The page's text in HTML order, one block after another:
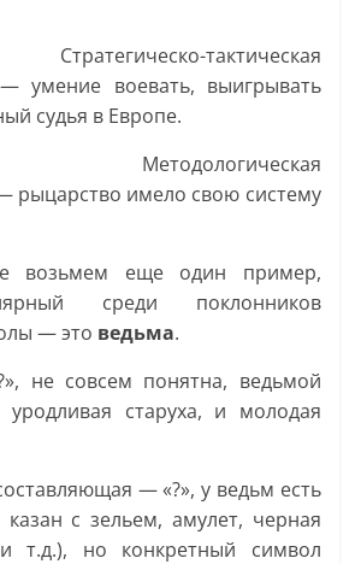
тактическая
умение воевать, выигрывать
судья в Европе.
рыцарство имело свою систему
возьмем еще один пример,
среди поклонников
— это ведьма.
не совсем понятна, ведьмой
старуха, и молодая
— «?», у ведьм есть
с зельем, амулет, черная
т.д.), но конкретный символ